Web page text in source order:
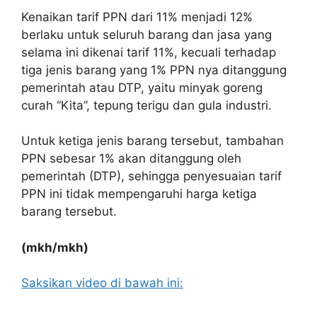
Kenaikan tarif PPN dari 11% menjadi 12%
berlaku untuk seluruh barang dan jasa yang
selama ini dikenai tarif 11%, kecuali terhadap
tiga jenis barang yang 1% PPN nya ditanggung
pemerintah atau DTP, yaitu minyak goreng
curah “Kita”, tepung terigu dan gula industri.
Untuk ketiga jenis barang tersebut, tambahan
PPN sebesar 1% akan ditanggung oleh
pemerintah (DTP), sehingga penyesuaian tarif
PPN ini tidak mempengaruhi harga ketiga
barang tersebut.
(mkh/mkh)
Saksikan video di bawah ini: